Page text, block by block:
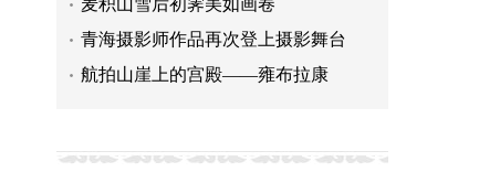
麦积山雪后初霁美如画卷
青海摄影师作品再次登上摄影舞台
航拍山崖上的宫殿——雍布拉康